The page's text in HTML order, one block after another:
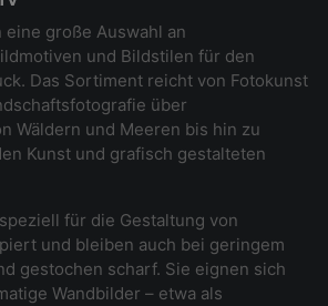
große Auswahl an
und Bildstilen für den
Das Sortiment reicht von Fotokunst
über
Wäldern und Meeren bis hin zu
Kunst und grafisch gestalteten
für die Gestaltung von
und bleiben auch bei geringem
gestochen scharf. Sie eignen sich
Wandbilder – etwa als